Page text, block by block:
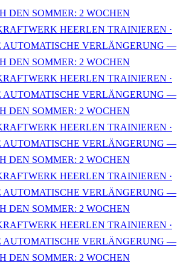
DEN SOMMER: 2 WOCHEN
HEERLEN TRAINIEREN ·
AUTOMATISCHE VERLÄNGERUNG —
DEN SOMMER: 2 WOCHEN
HEERLEN TRAINIEREN ·
AUTOMATISCHE VERLÄNGERUNG —
DEN SOMMER: 2 WOCHEN
HEERLEN TRAINIEREN ·
AUTOMATISCHE VERLÄNGERUNG —
DEN SOMMER: 2 WOCHEN
HEERLEN TRAINIEREN ·
AUTOMATISCHE VERLÄNGERUNG —
DEN SOMMER: 2 WOCHEN
HEERLEN TRAINIEREN ·
AUTOMATISCHE VERLÄNGERUNG —
DEN SOMMER: 2 WOCHEN